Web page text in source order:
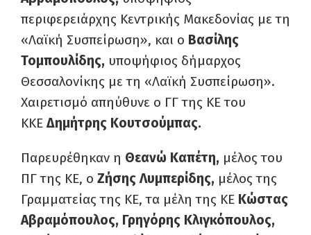
περιφερειάρχης Κεντρικής Μακεδονίας με τη
«Λαϊκή Συσπείρωση», και ο Βασίλης
Τομπουλίδης, υποψήφιος δήμαρχος
Θεσσαλονίκης με τη «Λαϊκή Συσπείρωση».
Χαιρετισμό απηύθυνε ο ΓΓ της ΚΕ του
ΚΚΕ Δημήτρης Κουτσούμπας.
Παρευρέθηκαν η Θεανώ Καπέτη, μέλος του
ΠΓ της ΚΕ, ο Ζήσης Λυμπερίδης, μέλος της
Γραμματείας της ΚΕ, τα μέλη της ΚΕ Κώστας
Αβραμόπουλος, Γρηγόρης Κλιγκόπουλος,